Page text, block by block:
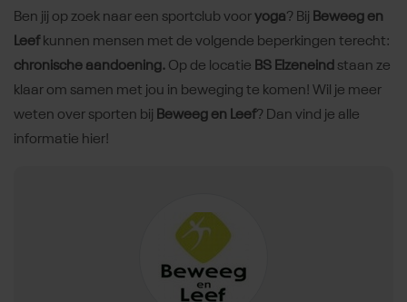
Ben jij op zoek naar een sportclub vooryoga? Bij Beweeg en
Leefkunnen mensen met de volgende beperkingen terecht:
chronische aandoening. Op de locatie BS Elzeneind staan ze
klaar om samen met jou in beweging te komen! Wil je meer
weten over sporten bij Beweeg en Leef? Dan vind je alle
informatie hier!